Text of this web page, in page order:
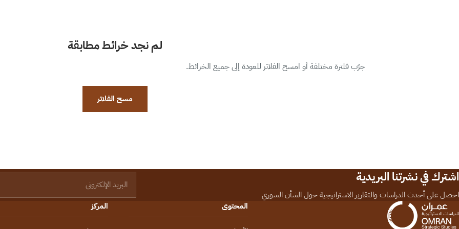
لم نجد خرائط مطابقة
جرّب فلترة مختلفة أو امسح الفلاتر للعودة إلى جميع الخرائط.
مسح الفلاتر
اشترك في نشرتنا البريدية
احصل على أحدث الدراسات والتقارير الاستراتيجية حول الشأن السوري
المحتوى
المركز